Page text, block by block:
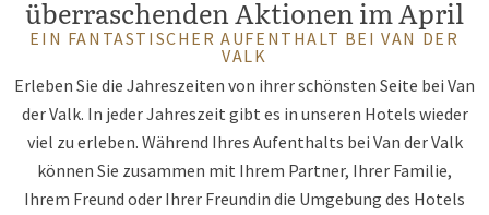
überraschenden Aktionen im April
EIN FANTASTISCHER AUFENTHALT BEI VAN DER
VALK
Erleben Sie die Jahreszeiten von ihrer schönsten Seite bei Van
der Valk. In jeder Jahreszeit gibt es in unseren Hotels wieder
viel zu erleben. Während Ihres Aufenthalts bei Van der Valk
können Sie zusammen mit Ihrem Partner, Ihrer Familie,
Ihrem Freund oder Ihrer Freundin die Umgebung des Hotels